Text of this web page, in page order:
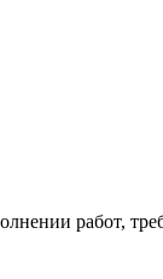
работ,